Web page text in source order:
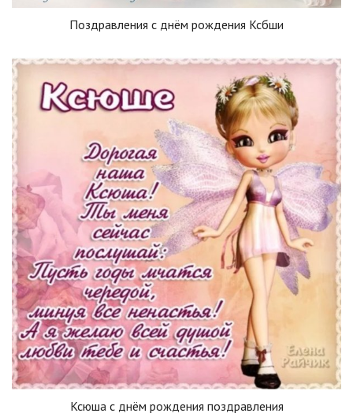
Поздравления с днём рождения Ксбши
Ксюша с днём рождения поздравления